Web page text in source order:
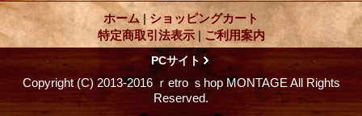
ホーム | ショッピングカート
特定商取引法表示 | ご利用案内
PCサイト
Copyright (C) 2013-2016 ｒetro ｓhop MONTAGE All Rights
Reserved.